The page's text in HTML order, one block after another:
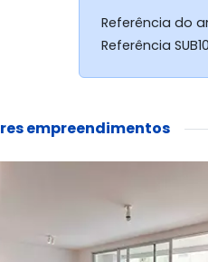
Referência do
Referência
empreendimentos